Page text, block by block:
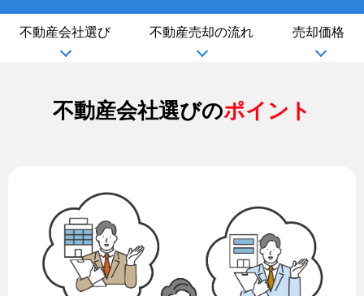
不動産会社選び 不動産売却の流れ 売却価格
不動産会社選びのポイント